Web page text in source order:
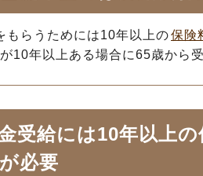
もらうためには10年以上の保険
10年以上ある場合に65歳から
受給には10年以上
必要